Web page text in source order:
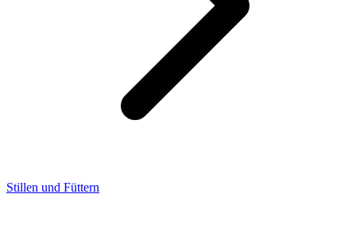
Stillen und Füttern